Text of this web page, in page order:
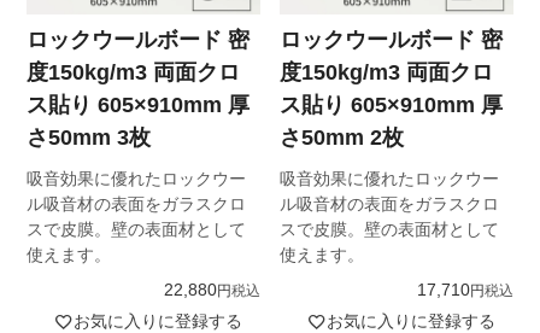
吸音効果に優れたロックウー
ル吸音材の表面をガラスクロ
スで皮膜。壁の表面材として
使えます。
ロックウールボード 密
度150kg/m3 両面クロ
ス貼り 605×910mm 厚
さ50mm 3枚
22,880 税込
お気に入りに登録する
吸音効果に優れたロックウー
ル吸音材の表面をガラスクロ
スで皮膜。壁の表面材として
使えます。
ロックウールボード 密
度150kg/m3 両面クロ
ス貼り 605×910mm 厚
さ50mm 2枚
17,710 税込
お気に入りに登録する